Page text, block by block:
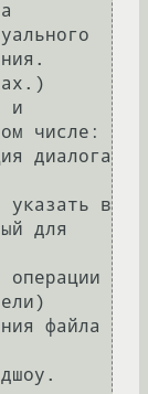
числе:
для
файла